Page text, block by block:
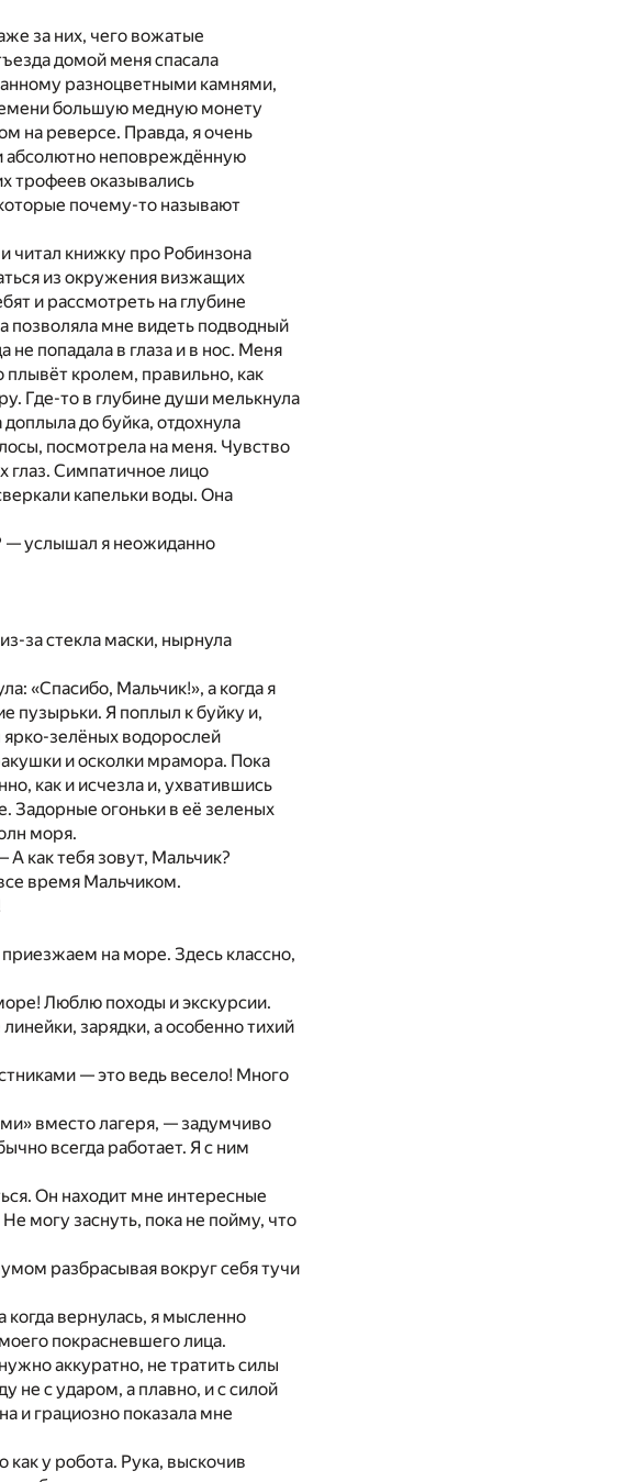
за них, чего вожатые
домой меня спасала
разноцветными камнями,
большую медную монету
на реверсе. Правда, я очень
абсолютно неповреждённую
трофеев оказывались
почему-то называют
читал книжку про Робинзона
из окружения визжащих
и рассмотреть на глубине
позволяла мне видеть подводный
попадала в глаза и в нос. Меня
плывёт кролем, правильно, как
Где-то в глубине души мелькнула
до буйка, отдохнула
посмотрела на меня. Чувство
глаз. Симпатичное лицо
капельки воды. Она
— услышал я неожиданно
за стекла маски, нырнула
«Спасибо, Мальчик!», а когда я
пузырьки. Я поплыл к буйку и,
ярко-зелёных водорослей
и осколки мрамора. Пока
как и исчезла и, ухватившись
Задорные огоньки в её зеленых
моря.
как тебя зовут, Мальчик?
время Мальчиком.
на море. Здесь классно,
Люблю походы и экскурсии.
зарядки, а особенно тихий
— это ведь весело! Много
вместо лагеря, — задумчиво
всегда работает. Я с ним
Он находит мне интересные
могу заснуть, пока не пойму, что
разбрасывая вокруг себя тучи
вернулась, я мысленно
покрасневшего лица.
аккуратно, не тратить силы
не с ударом, а плавно, и с силой
и грациозно показала мне
как у робота. Рука, выскочив